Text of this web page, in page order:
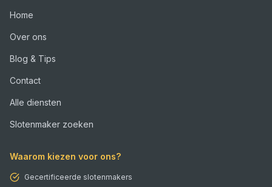
Home
Over ons
Blog & Tips
Contact
Alle diensten
Slotenmaker zoeken
Waarom kiezen voor ons?
Gecertificeerde slotenmakers